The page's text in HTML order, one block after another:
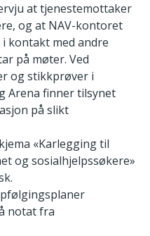
at tjenestemottaker
og at NAV-kontoret
kontakt med andre
på møter. Ved
og stikkprøver i
Arena finner tilsynet
på slikt
«Karlegging til
og sosialhjelpssøkere»
notat fra